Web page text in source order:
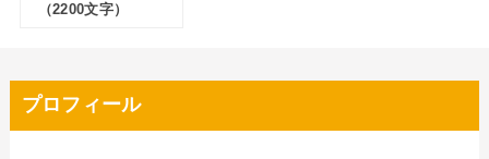
（2200文字）
プロフィール